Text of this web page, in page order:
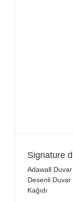
Signature
Adawall Duvar
Desenli Duvar
Kağıdı